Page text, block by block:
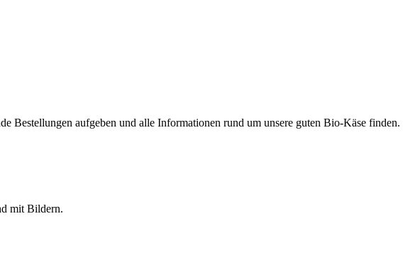
Bestellungen aufgeben und alle Informationen rund um unsere guten Bio-Käse finden.